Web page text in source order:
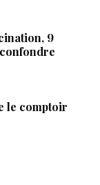
9
le comptoir